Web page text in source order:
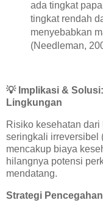
ada tingkat
tingkat rendah
menyebabkan
(Needleman,
💡Implikasi &
Lingkungan
Risiko kesehatan
seringkali irreversibel
mencakup biaya
hilangnya potensi
mendatang.
Strategi